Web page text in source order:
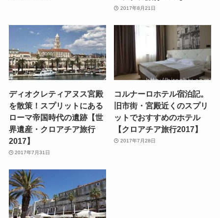
2017年8月21日
ディオクレティアヌス宮殿
を散策！スプリットにある
ローマ帝国時代の遺跡【世
界遺産・クロアチア旅行
2017】
2017年7月31日
コルナーロホテル宿泊記。
旧市街・宮殿近くのスプリ
ットでおすすめのホテル
【クロアチア旅行2017】
2017年7月28日